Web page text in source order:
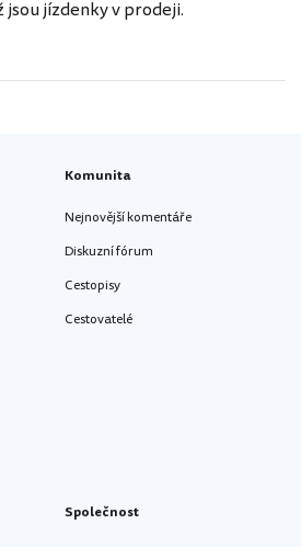
jsou jízdenky v prodeji.
Komunita
Nejnovější komentáře
Diskuzní fórum
Cestopisy
Cestovatelé
Společnost